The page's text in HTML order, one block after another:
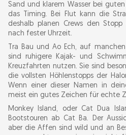
Sand und klarem Wasser bei
das Timing. Bei Flut kann die
deshalb planen Crews den
nach fester Uhrzeit.
Tra Bau und Ao Ech, auf
sind ruhigere Kajak- und
Kreuzfahrten nutzen. Sie sind
die vollsten Höhlenstopps der
Wenn einer dieser Namen in
meist ein gutes Zeichen für echte
Monkey Island, oder Cat Dua
Bootstouren ab Cat Ba. Der
aber die Affen sind wild und an